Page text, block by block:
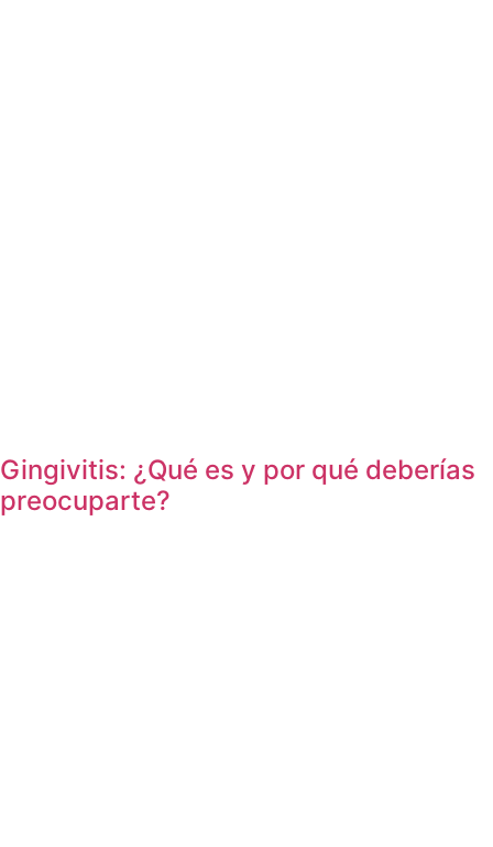
Gingivitis: ¿Qué es y por qué deberías
preocuparte?